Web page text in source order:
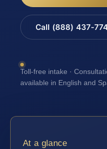
Call (888) 437-
Toll-free intake ·
available in English and
At a glance